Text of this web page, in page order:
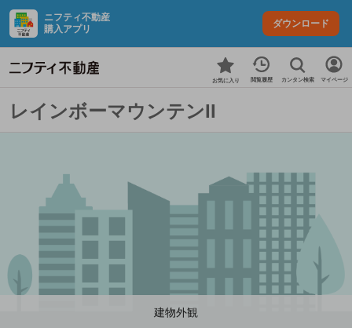
ニフティ不動産
購入アプリ
ダウンロード
お気に入り 閲覧履歴 カンタン検索 マイページ
レインボーマウンテンII
建物外観